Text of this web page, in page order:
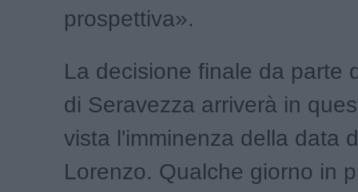
prospettiva».
La decisione finale da parte
di Seravezza arriverà in
vista l'imminenza della data
Lorenzo. Qualche giorno in